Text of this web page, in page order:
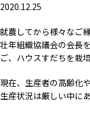
2020.12.25
就農してから様々なご
壮年組織協議会の会長
ご、ハウスすだちを栽
現在、生産者の高齢化
生産状況は厳しい中にあ